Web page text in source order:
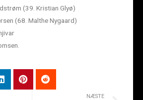
(39. Kristian Glyø)
(68. Malthe Nygaard)
NÆSTE